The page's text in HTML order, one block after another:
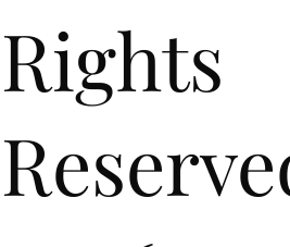
Rights